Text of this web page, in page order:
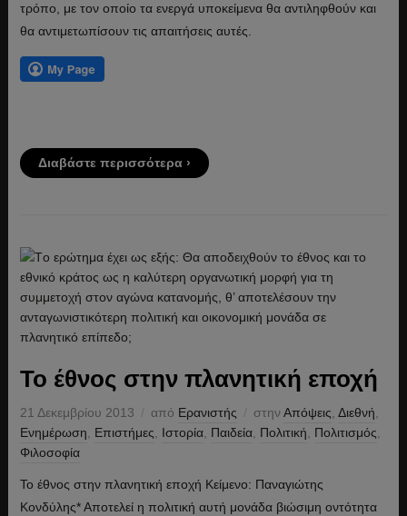
τρόπο, με τον οποίο τα ενεργά υποκείμενα θα αντιληφθούν και
θα αντιμετωπίσουν τις απαιτήσεις αυτές.
Διαβάστε περισσότερα ›
Το έθνος στην πλανητική εποχή
21 Δεκεμβρίου 2013 από Ερανιστής στηνΑπόψεις, Διεθνή,
Ενημέρωση, Επιστήμες, Ιστορία, Παιδεία, Πολιτική, Πολιτισμός,
Φιλοσοφία
Το έθνος στην πλανητική εποχή Κείμενο: Παναγιώτης
Κονδύλης* Αποτελεί η πολιτική αυτή μονάδα βιώσιμη οντότητα